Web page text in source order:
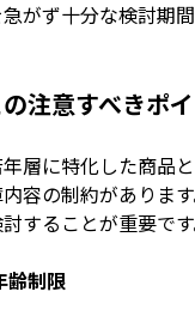
がず十分な検討期
注意すべきポ
層に特化した商品
容の制約がありま
することが重要です
齢制限